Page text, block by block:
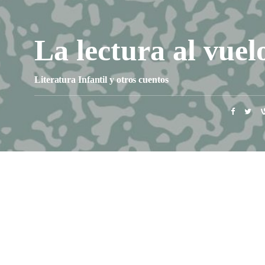
La lectura al
Literatura Infantil y otros cuentos